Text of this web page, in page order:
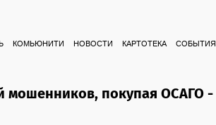
КОМЬЮНИТИ НОВОСТИ КАРТОТЕКА СОБЫТИЯ
мошенников, покупая ОСАГО -